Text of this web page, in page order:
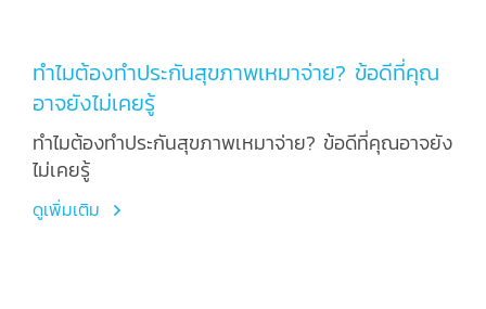
ทำไมต้องทำประกันสุขภาพเหมาจ่าย? ข้อดีที่คุณ
อาจยังไม่เคยรู้
ทำไมต้องทำประกันสุขภาพเหมาจ่าย? ข้อดีที่คุณอาจยัง
ไม่เคยรู้
ดูเพิ่มเติม